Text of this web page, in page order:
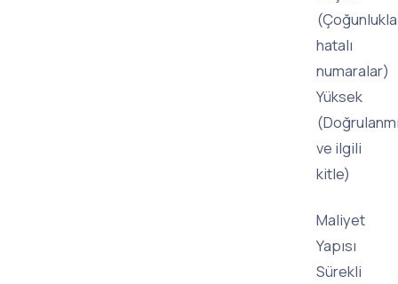
(Çoğunlukla
hatalı
numaralar)
Yüksek
ve ilgili
kitle)
Maliyet
Yapısı
Sürekli